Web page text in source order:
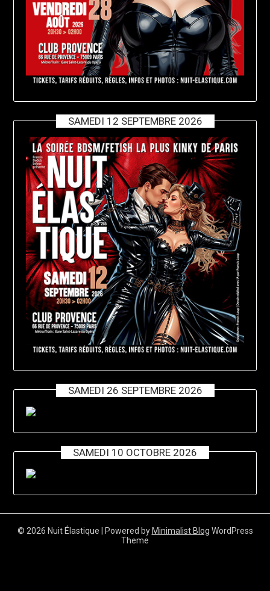
SAMEDI 12 SEPTEMBRE 2026
SAMEDI 26 SEPTEMBRE 2026
SAMEDI 10 OCTOBRE 2026
© 2026 Nuit Élastique | Powered by Minimalist Blog WordPress
Theme